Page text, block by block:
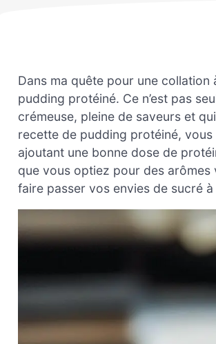
Dans ma quête pour une
pudding protéiné. Ce n’est pas
crémeuse, pleine de saveurs et
recette de pudding protéiné,
ajoutant une bonne dose de
que vous optiez pour des
faire passer vos envies de sucré